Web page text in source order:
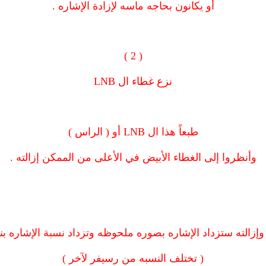
أو يكانون بحاجه ماسه لإزادة الإشاره .
( 2 )
نزع غطاء ال LNB
طبعاً هذا ال LNB أو ( الراس )
وأنظروا إلى الغطاء الأبيض في الأعلى من الممكن إزالته .
وإزالته ستزداد الإشاره بصوره ملحوظه وتزداد نسبة الإشاره
( تختلف النسبه من رسيفر لآخر )